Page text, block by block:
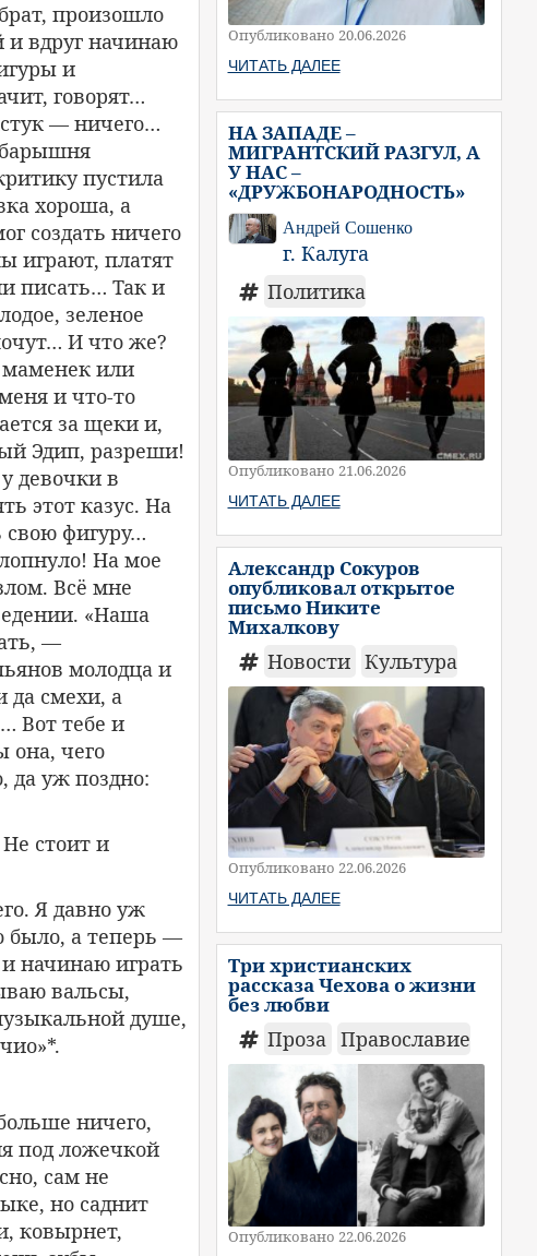
произошло
и вдруг начинаю
и
говорят…
— ничего…
пустила
хороша, а
создать ничего
играют, платят
писать… Так и
зеленое
И что же?
маменек или
и что-то
за щеки и,
Эдип, разреши!
девочки в
этот казус. На
свою фигуру…
На мое
Всё мне
«Наша
—
молодца и
да смехи, а
Вот тебе и
она, чего
да уж поздно:
стоит и
Я давно уж
было, а теперь —
начинаю играть
вальсы,
душе,
ничего,
под ложечкой
сам не
но саднит
ковырнет,
Опубликовано 20.06.2026
ЧИТАТЬ ДАЛЕЕ
НА ЗАПАДЕ –
МИГРАНТСКИЙ РАЗГУЛ, А
У НАС –
«ДРУЖБОНАРОДНОСТЬ»
Андрей Сошенко
г. Калуга
Политика
Опубликовано 21.06.2026
ЧИТАТЬ ДАЛЕЕ
Александр Сокуров
опубликовал открытое
письмо Никите
Михалкову
Новости Культура
Опубликовано 22.06.2026
ЧИТАТЬ ДАЛЕЕ
Три христианских
рассказа Чехова о жизни
без любви
Проза Православие
Опубликовано 22.06.2026